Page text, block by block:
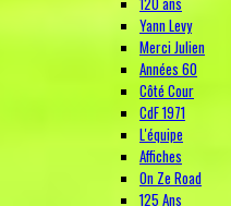
Yann Levy
Merci Julien
Années 60
Côté Cour
CdF 1971
L'équipe
Affiches
On Ze Road
125 Ans